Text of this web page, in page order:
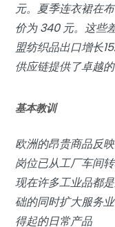
元。夏季连衣裙在
价为 340 元。这些
盟纺织品出口增长
供应链提供了卓越的
基本教训
欧洲的昂贵商品反
岗位已从工厂车间
现在许多工业品都
础的同时扩大服务
得起的日常产品